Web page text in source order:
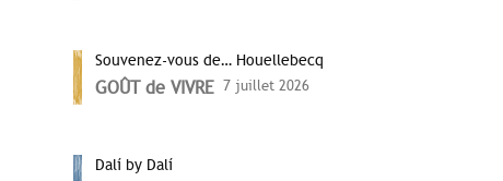
Souvenez-vous de… Houellebecq
GOÛT de VIVRE 7 juillet 2026
Dalí by Dalí